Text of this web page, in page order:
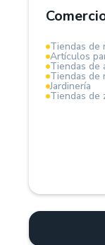
Tiendas de
Artículos
Tiendas de
Tiendas de
Jardinería
Tiendas de
colores,
La